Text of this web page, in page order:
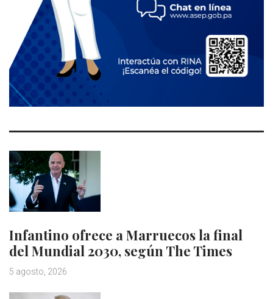
Infantino ofrece a Marruecos la final
del Mundial 2030, según The Times
5 agosto, 2026